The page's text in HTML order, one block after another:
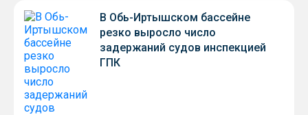
В Обь-Иртышском бассейне
резко выросло число
задержаний судов инспекцией
ГПК